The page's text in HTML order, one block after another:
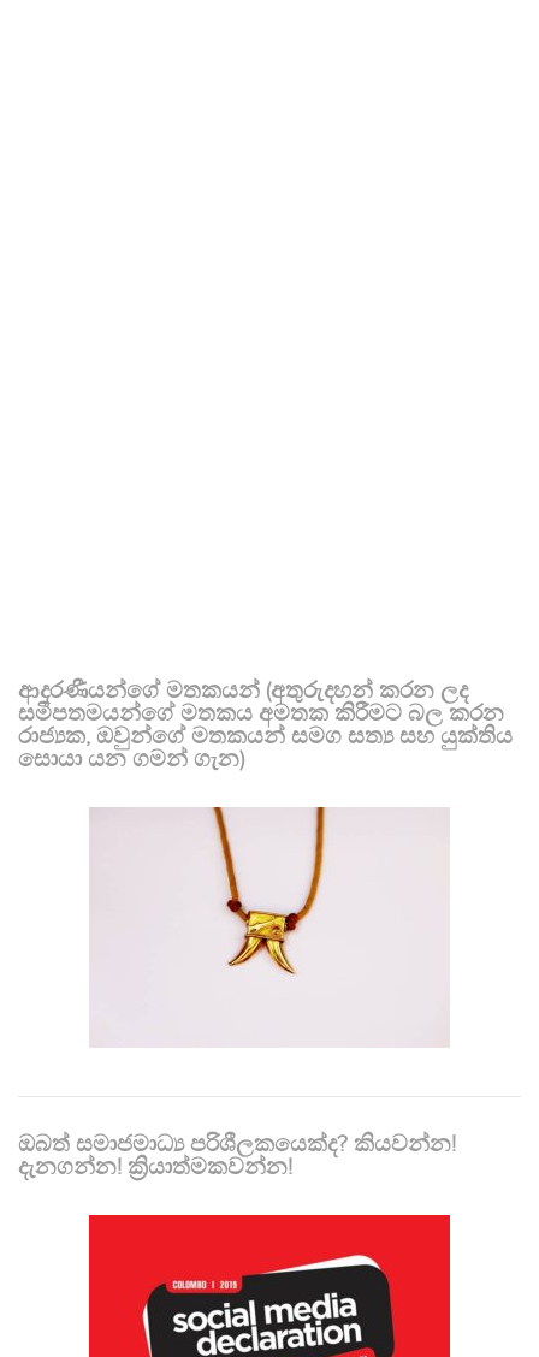
ආදරණීයන්ගේ මතකයන් (අතුරුදහන් කරන ලද
සමීපතමයන්ගේ මතකය අමතක කිරීමට බල කරන
රාජ්‍යක, ඔවුන්ගේ මතකයන් සමග සත්‍ය සහ යුක්තිය
සොයා යන ගමන් ගැන)
ඔබත් සමාජමාධ්‍ය පරිශීලකයෙක්ද? කියවන්න!
දැනගන්න! ක්‍රියාත්මකවන්න!